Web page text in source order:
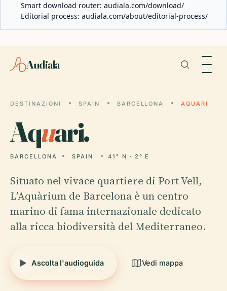
Smart download router: audiala.com/download/
Editorial process: audiala.com/about/editorial-process/
Audiala
DESTINAZIONI SPAIN BARCELLONA AQUARI
Aquari.
BARCELLONA SPAIN 41° N · 2° E
Situato nel vivace quartiere di Port Vell,
L’Aquàrium de Barcelona è un centro
marino di fama internazionale dedicato
alla ricca biodiversità del Mediterraneo.
Ascolta l'audioguida Vedi mappa